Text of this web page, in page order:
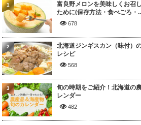
富良野メロンを美味しくお召
ために(保存方法・食べごろ・
678
1
北海道ジンギスカン（味付）
レシピ
568
2
旬の時期をご紹介！北海道の
レンダー
482
3